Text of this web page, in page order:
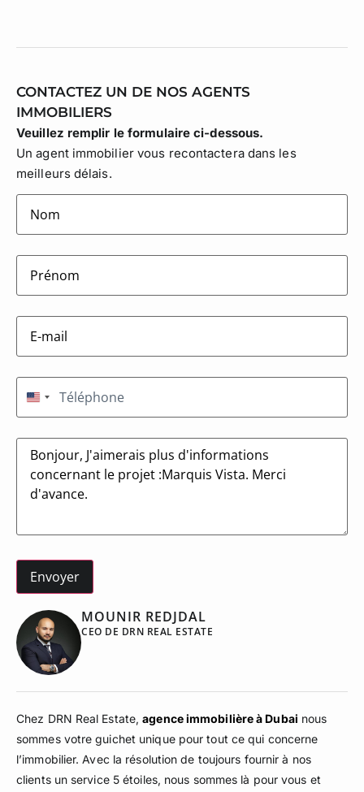
CONTACTEZ UN DE NOS AGENTS
IMMOBILIERS
MOUNIR REDJDAL
CEO DE DRN REAL ESTATE
Chez DRN Real Estate,agence immobilière à Dubai nous
sommes votre guichet unique pour tout ce qui concerne
l’immobilier. Avec la résolution de toujours fournir à nos
clients un service 5 étoiles, nous sommes là pour vous et
Veuillez remplir le formulaire ci-dessous.
Un agent immobilier vous recontactera dans les
meilleurs délais.
lastname(Nécessaire)
firstname(Nécessaire)
E-
mail(Nécessaire)
Téléphone(Nécessaire)
États-Unis +1
Message